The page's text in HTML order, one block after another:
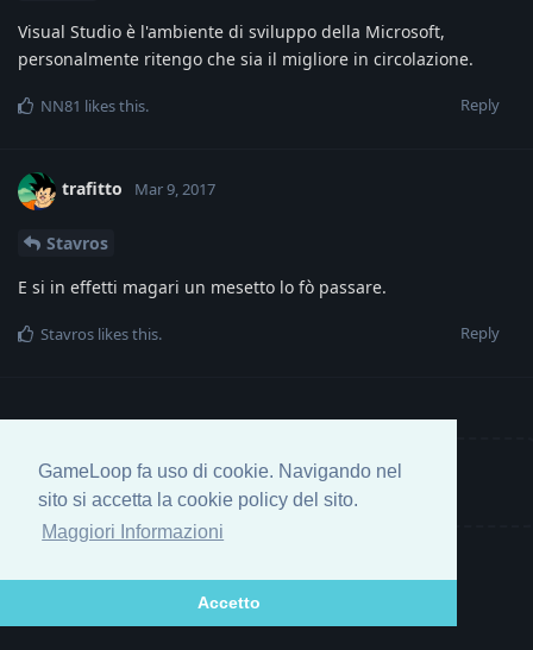
GameLoop fa uso di cookie. Navigando nel
sito si accetta la cookie policy del sito.
Maggiori Informazioni
Accetto
Visual Studio è l'ambiente di sviluppo della Microsoft,
personalmente ritengo che sia il migliore in circolazione.
Reply
NN81 likes this.
trafitto Mar 9, 2017
Stavros
E si in effetti magari un mesetto lo fò passare.
Reply
Stavros likes this.
Write a Reply...